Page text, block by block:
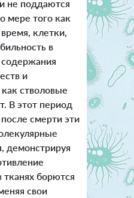
не поддаются
мере того как
клетки,
в
содержания
и
стволовые
В этот период
смерти эти
демонстрируя
борются
свои